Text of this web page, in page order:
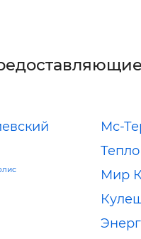
Мс-
Мир